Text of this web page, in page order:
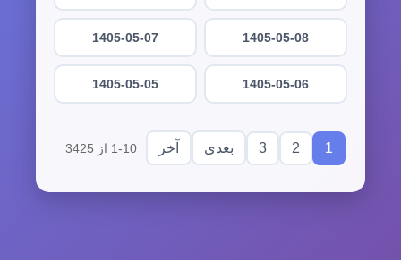
1405-05-08
1405-05-07
1405-05-06
1405-05-05
1
2
3 بعدی آخر 1-10 از 3425